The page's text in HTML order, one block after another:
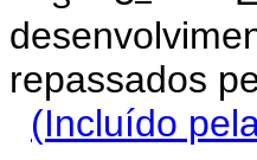
repassados
(Incluído